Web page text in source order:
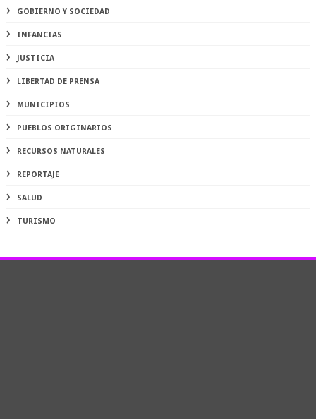
GOBIERNO Y SOCIEDAD
INFANCIAS
JUSTICIA
LIBERTAD DE PRENSA
MUNICIPIOS
PUEBLOS ORIGINARIOS
RECURSOS NATURALES
REPORTAJE
SALUD
TURISMO